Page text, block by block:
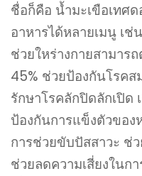
ชื่อก็คือ น้ำมะเขือเทศ
อาหารได้หลายเมนู เ
ช่วยใหร่างกายสามาร
45% ช่วยป้องกันโรคส
รักษาโรคลักปิดลักเปิด
ป้องกันการแข็งตัวของ
การช่วยขับปัสสาวะ ช่
ช่วยลดความเสี่ยงในก